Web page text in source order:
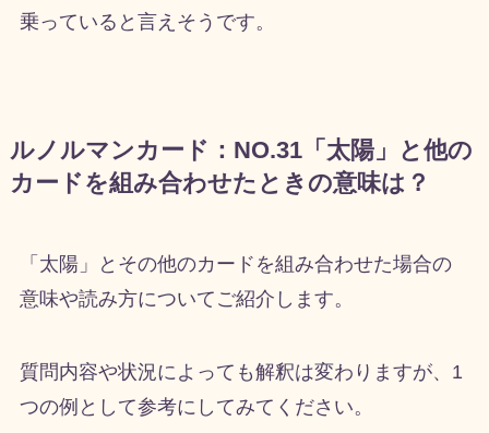
乗っていると言えそうです。
ルノルマンカード：NO.31「太陽」と他の
カードを組み合わせたときの意味は？
「太陽」とその他のカードを組み合わせた場合の
意味や読み方についてご紹介します。
質問内容や状況によっても解釈は変わりますが、1
つの例として参考にしてみてください。